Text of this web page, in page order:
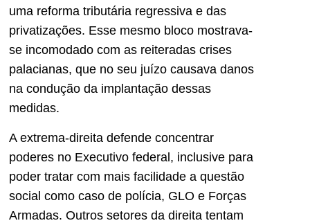
uma reforma tributária regressiva e das
privatizações. Esse mesmo bloco mostrava-
se incomodado com as reiteradas crises
palacianas, que no seu juízo causava danos
na condução da implantação dessas
medidas.
A extrema-direita defende concentrar
poderes no Executivo federal, inclusive para
poder tratar com mais facilidade a questão
social como caso de polícia, GLO e Forças
Armadas. Outros setores da direita tentam